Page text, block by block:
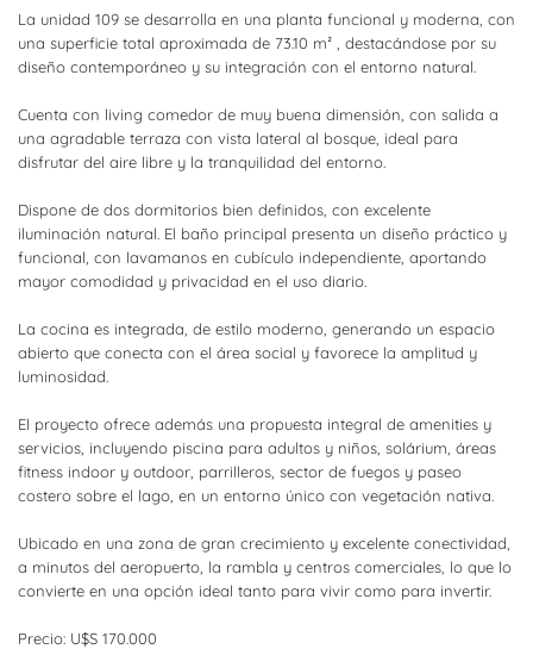
La unidad 109 se desarrolla en una planta funcional y moderna, con
una superficie total aproximada de 73.10 m² , destacándose por su
diseño contemporáneo y su integración con el entorno natural.
Cuenta con living comedor de muy buena dimensión, con salida a
una agradable terraza con vista lateral al bosque, ideal para
disfrutar del aire libre y la tranquilidad del entorno.
Dispone de dos dormitorios bien definidos, con excelente
iluminación natural. El baño principal presenta un diseño práctico y
funcional, con lavamanos en cubículo independiente, aportando
mayor comodidad y privacidad en el uso diario.
La cocina es integrada, de estilo moderno, generando un espacio
abierto que conecta con el área social y favorece la amplitud y
luminosidad.
El proyecto ofrece además una propuesta integral de amenities y
servicios, incluyendo piscina para adultos y niños, solárium, áreas
fitness indoor y outdoor, parrilleros, sector de fuegos y paseo
costero sobre el lago, en un entorno único con vegetación nativa.
Ubicado en una zona de gran crecimiento y excelente conectividad,
a minutos del aeropuerto, la rambla y centros comerciales, lo que lo
convierte en una opción ideal tanto para vivir como para invertir.
Precio: U$S 170.000